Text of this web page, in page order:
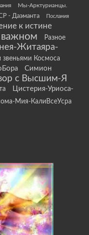
Мы-Арктурианцы.
- Даэманта
Послания
к истине
важном Разное
Житаяра-
Космоса
Симион
с Высшим-Я
Цистерия-Уриоса-
Мия-КалиВсеУсра